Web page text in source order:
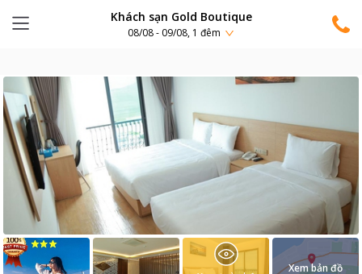
Khách sạn Gold Boutique
08/08 - 09/08, 1 đêm
Xem bản đồ